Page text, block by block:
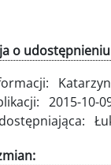
o
2015-10-